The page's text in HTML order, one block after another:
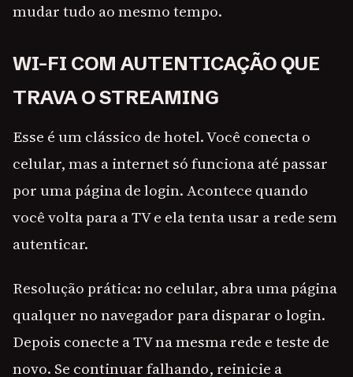
mudar tudo ao mesmo tempo.
WI-FI COM AUTENTICAÇÃO QUE
TRAVA O STREAMING
Esse é um clássico de hotel. Você conecta o
celular, mas a internet só funciona até passar
por uma página de login. Acontece quando
você volta para a TV e ela tenta usar a rede sem
autenticar.
Resolução prática: no celular, abra uma página
qualquer no navegador para disparar o login.
Depois conecte a TV na mesma rede e teste de
novo. Se continuar falhando, reinicie a